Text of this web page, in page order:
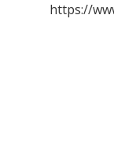
https://